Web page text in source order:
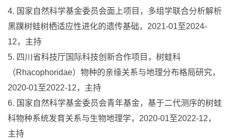
4. 国家自然科学基金委员会面上项目，多组学联合分析解析
黑蹼树蛙树栖适应性进化的遗传基础，2021-01至2024-
12，主持
5. 四川省科技厅国际科技创新合作项目，树蛙科
（Rhacophoridae）物种的亲缘关系与地理分布格局研究，
2020-01至2022-12，主持
6. 国家自然科学基金委员会青年基金，基于二代测序的树蛙
科物种系统发育关系与生物地理学，2020-01至2022-12，
主持